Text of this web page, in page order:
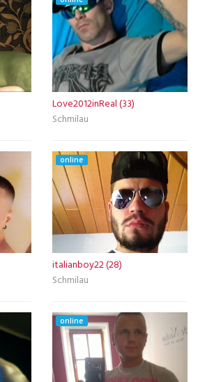
Love2012inReal (33)
Schmilau
online
italianboy22 (28)
Schmilau
online